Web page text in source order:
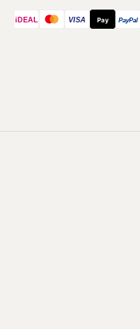
iDEAL VISA Pay PayPal